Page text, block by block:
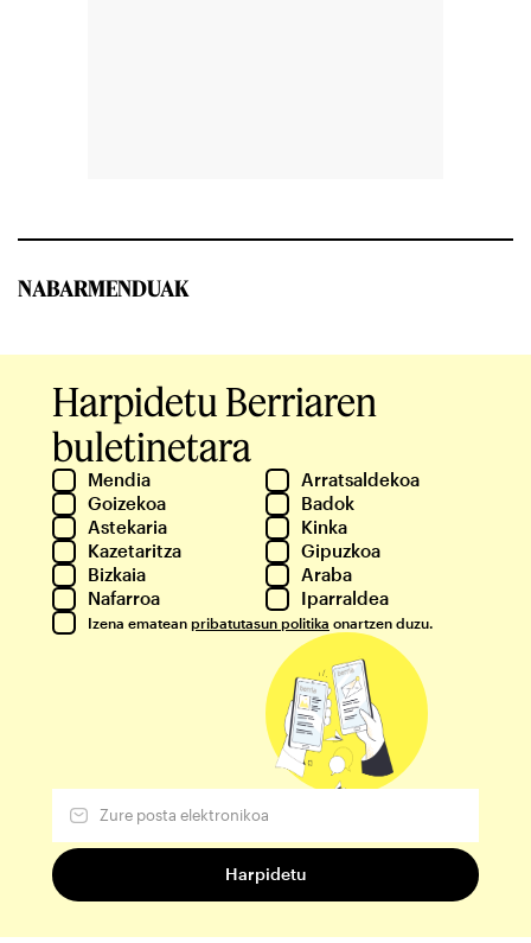
NABARMENDUAK
Harpidetu Berriaren
buletinetara
Mendia
Arratsaldekoa
Goizekoa
Badok
Astekaria
Kinka
Kazetaritza
Gipuzkoa
Bizkaia
Araba
Nafarroa
Iparraldea
Izena ematean pribatutasun politika onartzen duzu.